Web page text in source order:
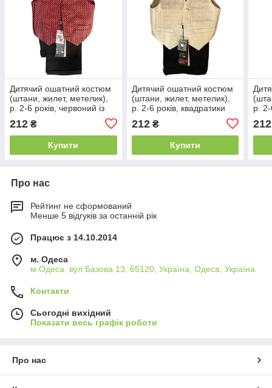
Дитячий ошатний костюм
(штани, жилет, метелик),
р. 2-6 років, червоний із
212 ₴
Купити
Дитячий ошатний костюм
(штани, жилет, метелик),
р. 2-6 років, квадратики
212₴
Купити
р. 2-
212
Про нас
Рейтинг не сформований
Менше 5 відгуків за останній рік
Працює з 14.10.2014
м. Одеса
м.Одеса. вул Базова 13, 65120, Україна, Одеса, Україна
Контакти
Сьогодні вихідний
Показати весь графік роботи
Про нас